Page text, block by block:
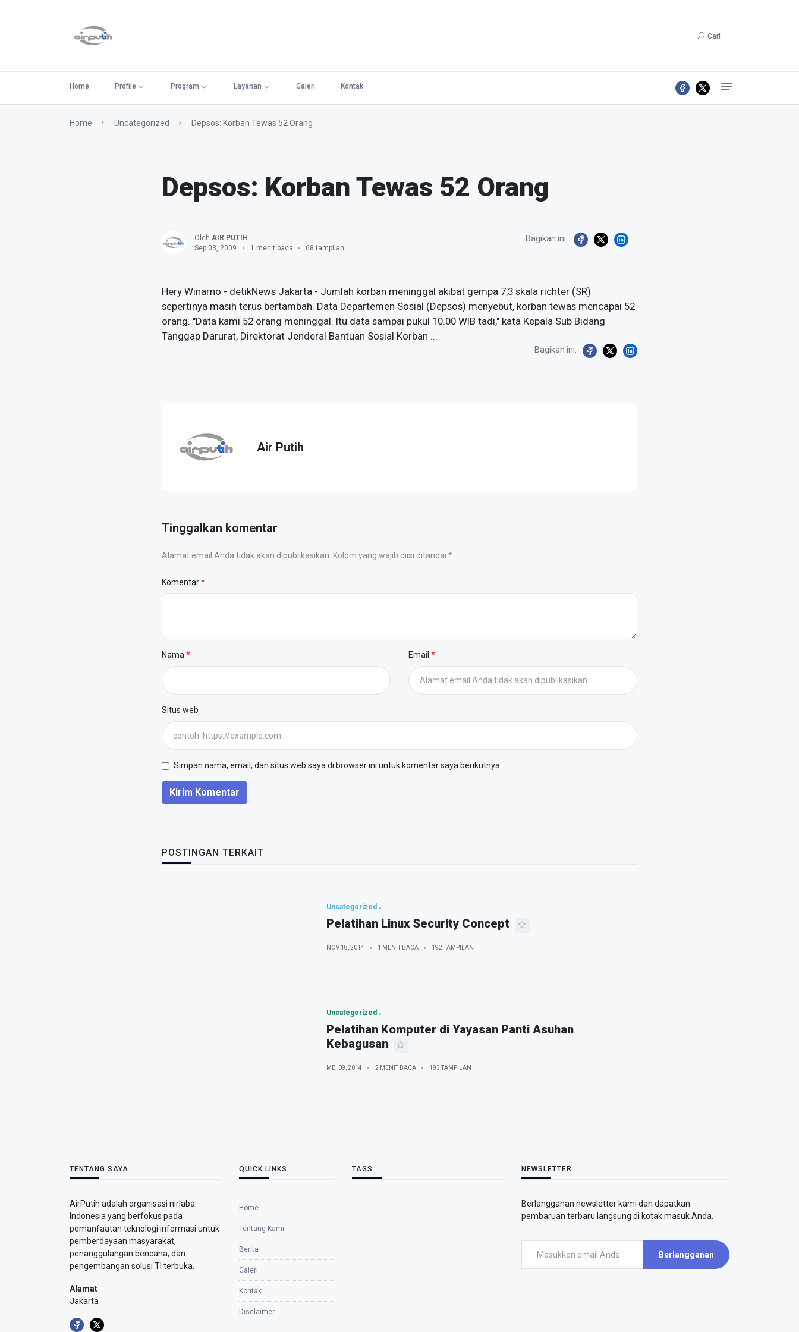
Cari
Home Profile Program Layanan Galeri Kontak
Home Uncategorized Depsos: Korban Tewas 52 Orang
Depsos: Korban Tewas 52 Orang
Oleh AIR PUTIH
Sep 03, 2009
1 menit baca 68 tampilan
Bagikan ini:
Hery Winarno - detikNews Jakarta - Jumlah korban meninggal akibat gempa 7,3 skala richter (SR)
sepertinya masih terus bertambah. Data Departemen Sosial (Depsos) menyebut, korban tewas mencapai 52
orang. "Data kami 52 orang meninggal. Itu data sampai pukul 10.00 WIB tadi," kata Kepala Sub Bidang
Tanggap Darurat, Direktorat Jenderal Bantuan Sosial Korban ...
Bagikan ini:
Air Putih
Tinggalkan komentar
Alamat email Anda tidak akan dipublikasikan. Kolom yang wajib diisi ditandai *
Komentar
Nama Email
Situs web
Simpan nama, email, dan situs web saya di browser ini untuk komentar saya berikutnya.
Kirim Komentar
POSTINGAN TERKAIT
Uncategorized
Pelatihan Linux Security Concept
NOV 18, 2014 1 MENIT BACA 192 TAMPILAN
Uncategorized
Pelatihan Komputer di Yayasan Panti Asuhan
Kebagusan
MEI 09, 2014 2 MENIT BACA 193 TAMPILAN
TENTANG SAYA
AirPutih adalah organisasi nirlaba
Indonesia yang berfokus pada
pemanfaatan teknologi informasi untuk
pemberdayaan masyarakat,
penanggulangan bencana, dan
pengembangan solusi TI terbuka.
Alamat
Jakarta
QUICK LINKS
Home
Tentang Kami
Berita
Galeri
Kontak
Disclaimer
TAGS NEWSLETTER
Berlangganan newsletter kami dan dapatkan
pembaruan terbaru langsung di kotak masuk Anda.
Berlangganan